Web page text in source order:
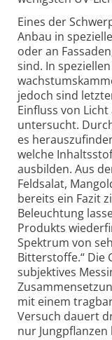
Eines der
Anbau in
oder an
sind. In
jedoch sind
Einfluss von
untersucht.
es
welche
ausbilden. Aus
Feldsalat,
bereits ein Fazit
Beleuchtung
Produkts
Spektrum von
Bitterstoffe.“ Die
subjektives
mit einem
Versuch dauert
nur